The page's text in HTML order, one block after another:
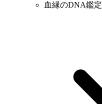
血縁のDNA鑑定